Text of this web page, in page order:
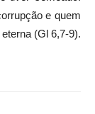
e quem
(Gl 6,7-9).